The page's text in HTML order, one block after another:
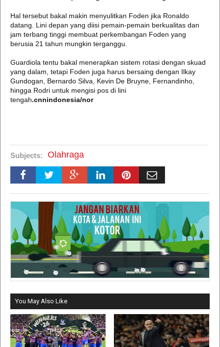
Hal tersebut bakal makin menyulitkan Foden jika Ronaldo
datang. Lini depan yang diisi pemain-pemain berkualitas dan
jam terbang tinggi membuat perkembangan Foden yang
berusia 21 tahun mungkin terganggu.
Guardiola tentu bakal menerapkan sistem rotasi dengan skuad
yang dalam, tetapi Foden juga harus bersaing dengan Ilkay
Gundogan, Bernardo Silva, Kevin De Bruyne, Fernandinho,
hingga Rodri untuk mengisi pos di lini
tengah.cnnindonesia/nor
Subjects: Olahraga
You May Also Like